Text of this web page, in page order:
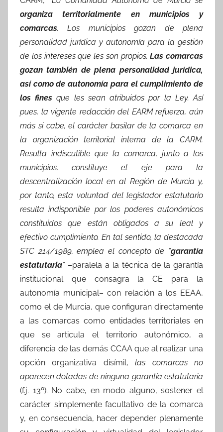
organiza territorialmente en municipios y
comarcas. Los municipios gozan de plena
personalidad jurídica y autonomía para la gestión
de los intereses que les son propios.Las comarcas
gozan también de plena personalidad jurídica,
así como de autonomía para el cumplimiento de
los fines que les sean atribuidos por la Ley. Así
pues, la vigente redacción del EARM refuerza, aún
más si cabe, el carácter basilar de la comarca en
la organización territorial interna de la CARM.
Resulta indiscutible que la comarca, junto a los
municipios, constituye el eje para la
descentralización local en al Región de Murcia y,
por tanto, esta voluntad del legislador estatutario
resulta indisponible por los poderes autonómicos
constituidos que están obligados a su leal y
efectivo cumplimiento. En tal sentido, la destacada
STC 214/1989, emplea el concepto de “garantía
estatutaria”–paralela a la técnica de la garantía
institucional que consagra la CE para la
autonomía municipal– con relación a los EEAA,
como el de Murcia, que configuran directamente
a las comarcas como entidades territoriales en
que se articula el territorio autonómico, a
diferencia de las demás CCAA que al realizar una
opción organizativa disímil,las comarcas no
aparecen dotadas de ninguna garantía estatutaria
(f.j. 13º). No cabe, en modo alguno, sostener el
carácter simplemente facultativo de la comarca
y, en consecuencia, hacer depender plenamente